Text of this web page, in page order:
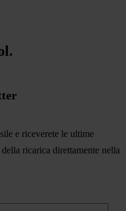
e riceverete le ultime
ricarica direttamente nella